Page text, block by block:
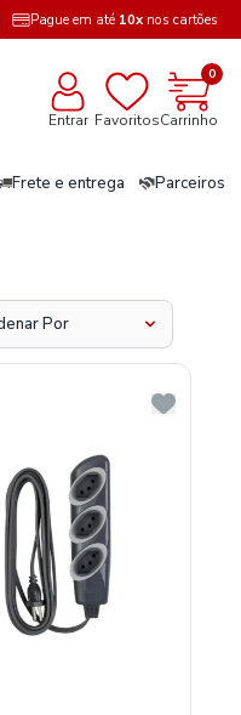
Pague em até 10x nos cartões
Entrar Favoritos
0
Carrinho
Frete e entrega Parceiros